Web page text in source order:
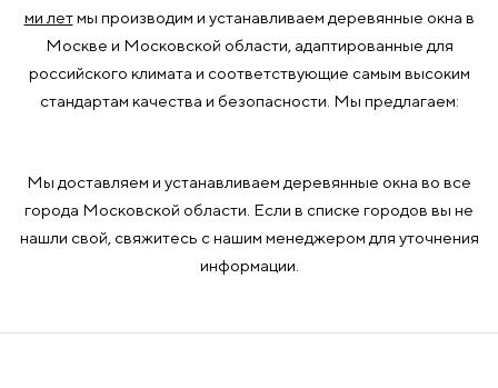
ми летмы производим и устанавливаем деревянные окна в
Москве и Московской области, адаптированные для
российского климата и соответствующие самым высоким
стандартам качества и безопасности. Мы предлагаем:
Мы доставляем и устанавливаем деревянные окна во все
города Московской области. Если в списке городов вы не
нашли свой, свяжитесь с нашим менеджером для уточнения
информации.